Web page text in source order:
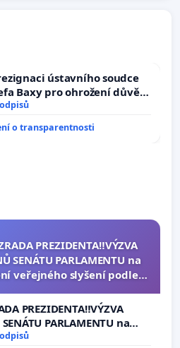
ústavního soudce
Baxy pro ohrožení důvěry
proces
o transparentnosti
PREZIDENTA‼️VÝZVA
SENÁTU PARLAMENTU na
veřejného slyšení podle §
usnesení k podání ústavní
na prezidenta republiky
PREZIDENTA‼️VÝZVA
PARLAMENTU na
veřejného slyšení podle §